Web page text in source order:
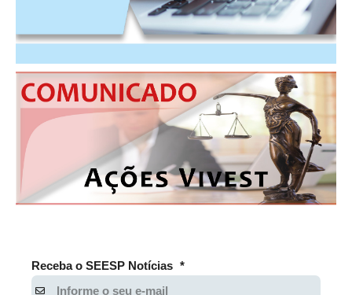
BENEFÍCIOS
APOSENTADORIA
PLANO DE SAÚDE
CAMPANHAS SALARIAIS
Receba o SEESP Notícias *